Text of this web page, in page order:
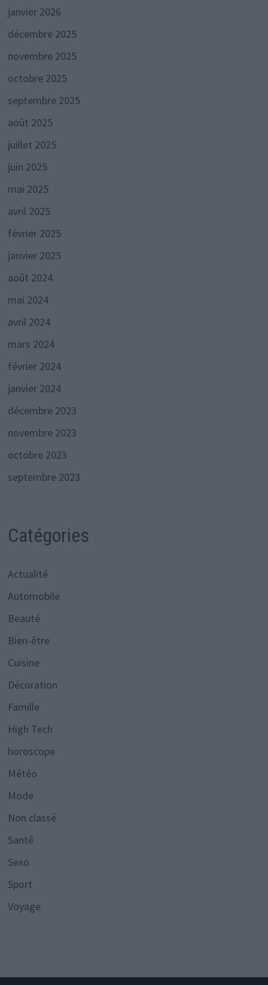
janvier 2026
décembre 2025
novembre 2025
octobre 2025
septembre 2025
août 2025
juillet 2025
juin 2025
mai 2025
avril 2025
février 2025
janvier 2025
août 2024
mai 2024
avril 2024
mars 2024
février 2024
janvier 2024
décembre 2023
novembre 2023
octobre 2023
septembre 2023
Catégories
Actualité
Automobile
Beauté
Bien-être
Cuisine
Décoration
Famille
High Tech
horoscope
Météo
Mode
Non classé
Santé
Sexo
Sport
Voyage